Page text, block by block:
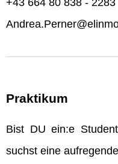
+43 664 80 838 - 2283
Praktikum
Bist DU ein:e
suchst eine